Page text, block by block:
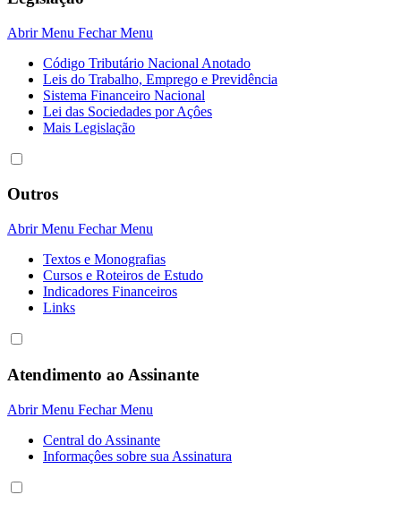
Abrir Menu Fechar Menu
Código Tributário Nacional Anotado
Leis do Trabalho, Emprego e Previdência
Sistema Financeiro Nacional
Lei das Sociedades por Açôes
Mais Legislação
Outros
Abrir Menu Fechar Menu
Textos e Monografias
Cursos e Roteiros de Estudo
Indicadores Financeiros
Links
Atendimento ao Assinante
Abrir Menu Fechar Menu
Central do Assinante
Informaçôes sobre sua Assinatura